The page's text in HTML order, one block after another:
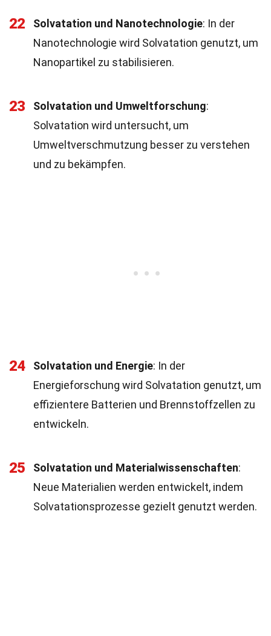
22 Solvatation und Nanotechnologie: In der
Nanotechnologie wird Solvatation genutzt, um
Nanopartikel zu stabilisieren.
23 Solvatation und Umweltforschung:
Solvatation wird untersucht, um
Umweltverschmutzung besser zu verstehen
und zu bekämpfen.
24 Solvatation und Energie: In der
Energieforschung wird Solvatation genutzt, um
effizientere Batterien und Brennstoffzellen zu
entwickeln.
25 Solvatation und Materialwissenschaften:
Neue Materialien werden entwickelt, indem
Solvatationsprozesse gezielt genutzt werden.